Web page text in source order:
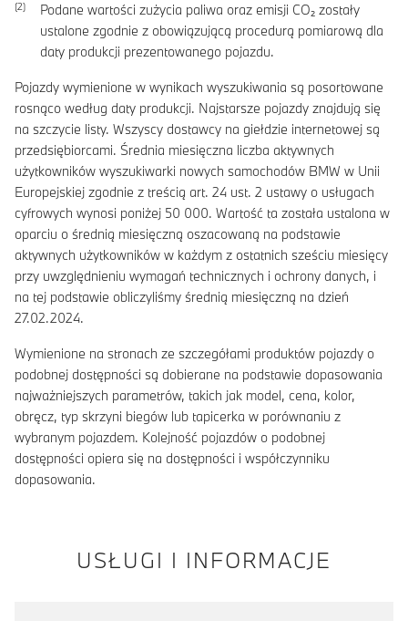
Podane wartości zużycia paliwa oraz emisji CO₂ zostały
ustalone zgodnie z obowiązującą procedurą pomiarową dla
daty produkcji prezentowanego pojazdu.
Pojazdy wymienione w wynikach wyszukiwania są posortowane
rosnąco według daty produkcji. Najstarsze pojazdy znajdują się
na szczycie listy. Wszyscy dostawcy na giełdzie internetowej są
przedsiębiorcami. Średnia miesięczna liczba aktywnych
użytkowników wyszukiwarki nowych samochodów BMW w Unii
Europejskiej zgodnie z treścią art. 24 ust. 2 ustawy o usługach
cyfrowych wynosi poniżej 50 000. Wartość ta została ustalona w
oparciu o średnią miesięczną oszacowaną na podstawie
aktywnych użytkowników w każdym z ostatnich sześciu miesięcy
przy uwzględnieniu wymagań technicznych i ochrony danych, i
na tej podstawie obliczyliśmy średnią miesięczną na dzień
27.02.2024.
Wymienione na stronach ze szczegółami produktów pojazdy o
podobnej dostępności są dobierane na podstawie dopasowania
najważniejszych parametrów, takich jak model, cena, kolor,
obręcz, typ skrzyni biegów lub tapicerka w porównaniu z
wybranym pojazdem. Kolejność pojazdów o podobnej
dostępności opiera się na dostępności i współczynniku
dopasowania.
USŁUGI I INFORMACJE